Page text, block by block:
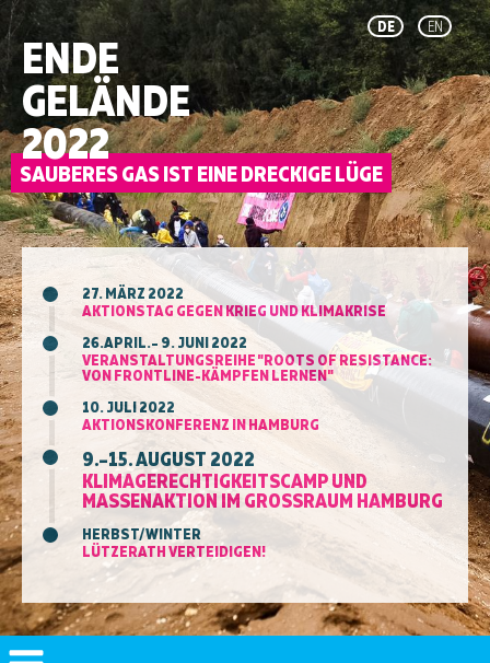
DE EN
ENDE
GELÄNDE
2022
27. MÄRZ 2022
AKTIONSTAG GEGEN KRIEG UND KLIMAKRISE
26.APRIL.– 9. JUNI 2022
VERANSTALTUNGSREIHE "ROOTS OF RESISTANCE:
VON FRONTLINE-KÄMPFEN LERNEN"
10. JULI 2022
AKTIONSKONFERENZ IN HAMBURG
9.–15. AUGUST 2022
KLIMAGERECHTIGKEITSCAMP UND
MASSENAKTION IM GROSSRAUM HAMBURG
HERBST/WINTER
LÜTZERATH VERTEIDIGEN!